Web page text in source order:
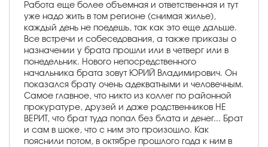
Работа еще более объемная и ответственная и тут
уже надо жить в том регионе (снимая жилье),
каждый день не поедешь, так как это еще дальше.
Все встречи и собеседования, а также приказы о
назначении у брата прошли или в четверг или в
понедельник. Нового непосредственного
начальника брата зовут ЮРИЙ Владимирович. Он
показался брату очень адекватными и человечным.
Самое главное, что никто из коллег по районной
прокуратуре, друзей и даже родственников НЕ
ВЕРИТ, что брат туда попал без блата и денег... Брат
и сам в шоке, что с ним это произошло. Как
пояснили потом, в октябре прошлого года к ним в